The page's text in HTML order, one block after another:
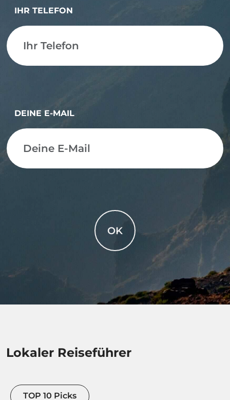
IHR TELEFON
DEINE E-MAIL
OK
Lokaler Reiseführer
TOP 10 Picks